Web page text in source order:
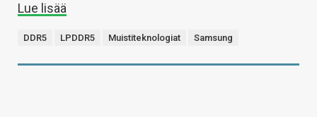
Lue lisää
DDR5 LPDDR5 Muistiteknologiat Samsung